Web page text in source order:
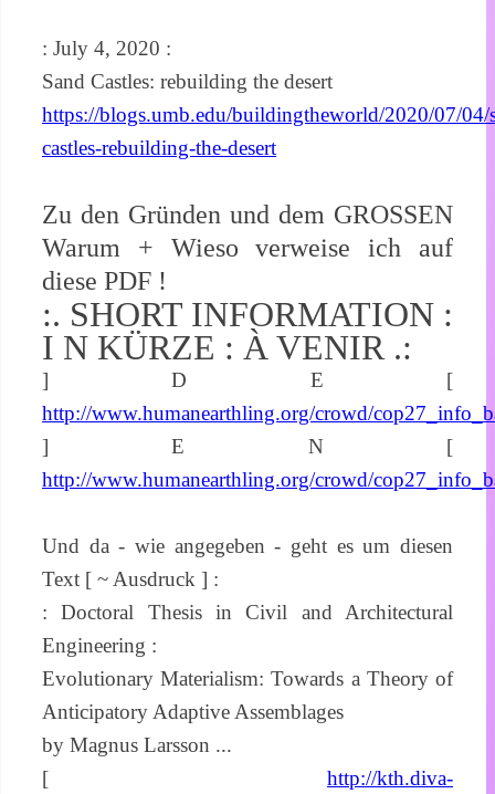
: July 4, 2020 :
Sand Castles: rebuilding the desert
https://blogs.umb.edu/buildingtheworld/2020/07/04/
castles-rebuilding-the-desert
Zu den Gründen und dem GROSSEN
Warum + Wieso verweise ich auf
diese PDF !
:. SHORT INFORMATION :
I N KÜRZE : À VENIR .:
] D E [
http://www.humanearthling.org/crowd/
] E N [
http://www.humanearthling.org/crowd/
Und da - wie angegeben - geht es um diesen
Text [ ~ Ausdruck ] :
: Doctoral Thesis in Civil and Architectural
Engineering :
Evolutionary Materialism: Towards a Theory of
Anticipatory Adaptive Assemblages
by Magnus Larsson ...
[ http://kth.diva-